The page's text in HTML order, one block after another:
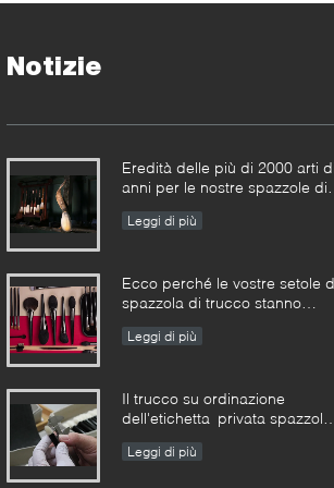
Notizie
Eredità delle più di 2000 arti di
anni per le nostre spazzole di
Hunan
Leggi di più
Ecco perché le vostre setole
spazzola di trucco stanno
Leggi di più
Il trucco su ordinazione
dell'etichetta privata spazzola
produttore
Leggi di più